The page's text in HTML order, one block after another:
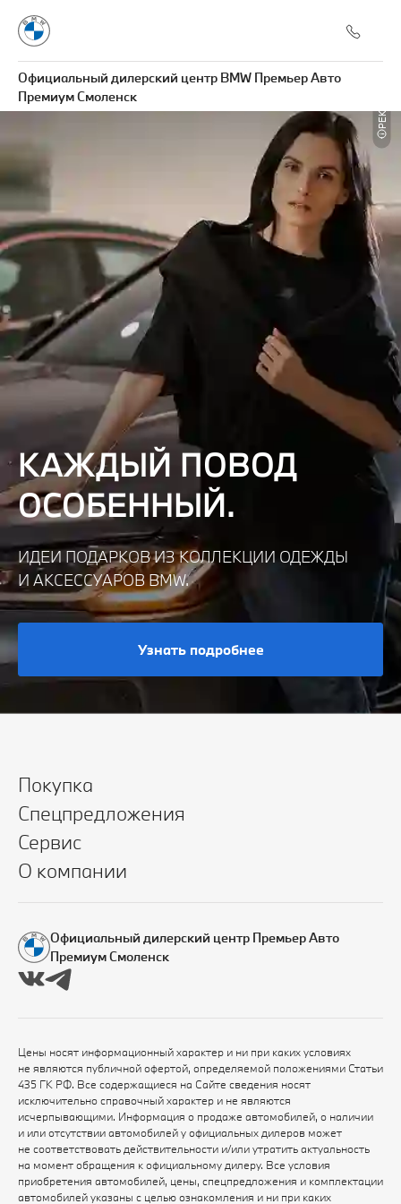
Официальный дилерский центр BMW Премьер Авто
Премиум Смоленск
КАЖДЫЙ ПОВОД
ОСОБЕННЫЙ.
ИДЕИ ПОДАРКОВ ИЗ КОЛЛЕКЦИИ ОДЕЖДЫ
И АКСЕССУАРОВ BMW.
Узнать подробнее
РЕКЛАМА
Покупка
Спецпредложения
Сервис
О компании
Официальный дилерский центр Премьер Авто
Премиум Смоленск
Цены носят информационный характер и ни при каких условиях
не являются публичной офертой, определяемой положениями Статьи
435 ГК РФ. Все содержащиеся на Сайте сведения носят
исключительно справочный характер и не являются
исчерпывающими. Информация о продаже автомобилей, о наличии
и или отсутствии автомобилей у официальных дилеров может
не соответствовать действительности и/или утратить актуальность
на момент обращения к официальному дилеру. Все условия
приобретения автомобилей, цены, спецпредложения и комплектации
автомобилей указаны с целью ознакомления и ни при каких